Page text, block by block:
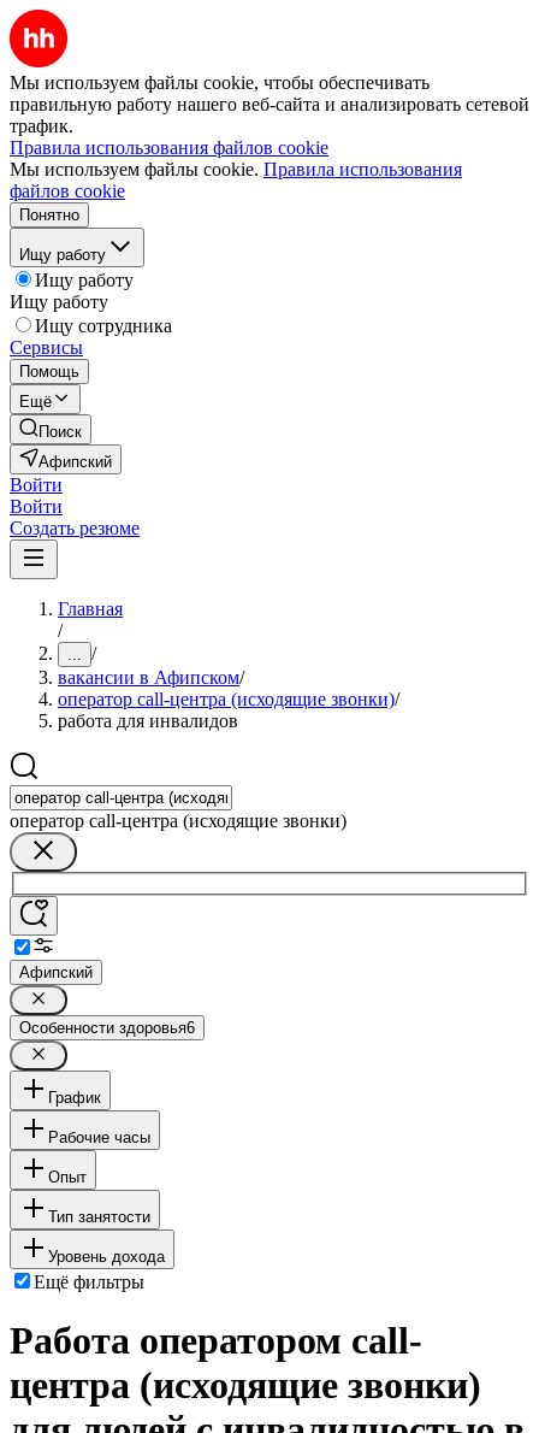
Мы используем файлы cookie, чтобы обеспечивать
правильную работу нашего веб-сайта и анализировать сетевой
трафик.
Правила использования файлов cookie
Мы используем файлы cookie. Правила использования
файлов cookie
Понятно
Ищу работу
Ищу работу
Ищу работу
Ищу сотрудника
Сервисы
Помощь
Ещё
Поиск
Афипский
Войти
Войти
Создать резюме
Главная
/
... /
вакансии в Афипском/
оператор call-центра (исходящие звонки)/
работа для инвалидов
оператор call-центра (исходящие звонки)
Афипский
Особенности здоровья6
График
Рабочие часы
Опыт
Тип занятости
Уровень дохода
Ещё фильтры
Работа оператором call-
центра (исходящие звонки)